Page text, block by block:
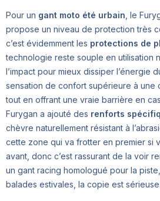
Pour un gant moto été urbain , le
propose un niveau de protection très
c’est évidemment les protections de
technologie reste souple en utilisation
l’impact pour mieux dissiper l’énergie
sensation de confort supérieure à une
tout en offrant une vraie barrière en
Furygan a ajouté des renforts
chèvre naturellement résistant à
cette zone qui va frotter en premier si
avant, donc c’est rassurant de la voir
un gant racing homologué pour la
balades estivales, la copie est sérieuse.